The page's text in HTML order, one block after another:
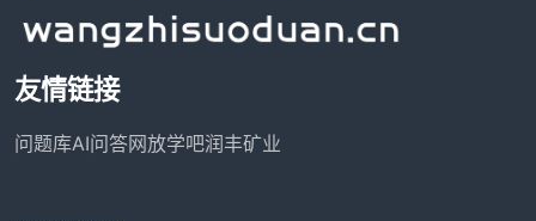
友情链接
问题库AI问答网放学吧润丰矿业